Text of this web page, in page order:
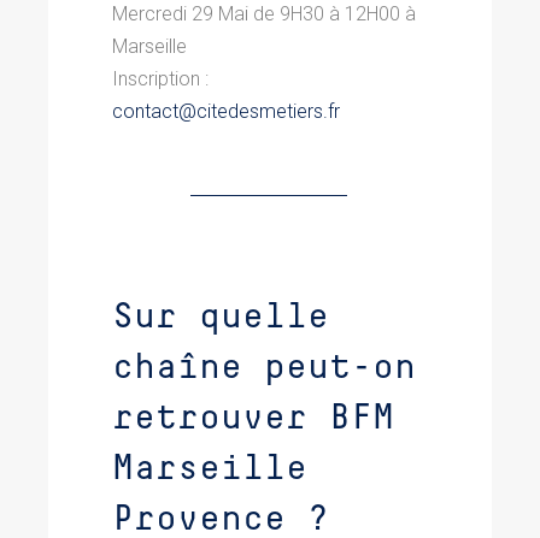
Mercredi 29 Mai de 9H30 à 12H00 à
Marseille
Inscription :
contact@citedesmetiers.fr
Sur quelle
chaîne peut-on
retrouver BFM
Marseille
Provence ?